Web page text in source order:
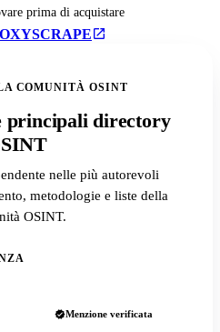
prima di acquistare
COMUNITÀ OSINT
principali directory
nelle più autorevoli
metodologie e liste della
OSINT.
Menzione verificata